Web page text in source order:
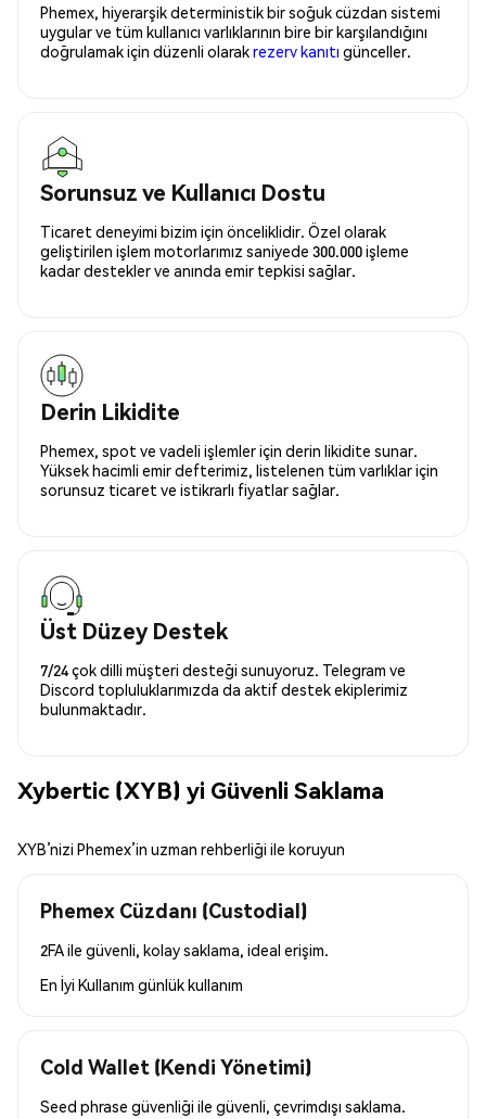
Phemex, hiyerarşik deterministik bir soğuk cüzdan sistemi
uygular ve tüm kullanıcı varlıklarının bire bir karşılandığını
doğrulamak için düzenli olarakrezerv kanıtı günceller.
Sorunsuz ve Kullanıcı Dostu
Ticaret deneyimi bizim için önceliklidir. Özel olarak
geliştirilen işlem motorlarımız saniyede 300.000 işleme
kadar destekler ve anında emir tepkisi sağlar.
Derin Likidite
Phemex, spot ve vadeli işlemler için derin likidite sunar.
Yüksek hacimli emir defterimiz, listelenen tüm varlıklar için
sorunsuz ticaret ve istikrarlı fiyatlar sağlar.
Üst Düzey Destek
7/24 çok dilli müşteri desteği sunuyoruz. Telegram ve
Discord topluluklarımızda da aktif destek ekiplerimiz
bulunmaktadır.
Xybertic (XYB) yi Güvenli Saklama
XYB’nizi Phemex’in uzman rehberliği ile koruyun
Phemex Cüzdanı (Custodial)
2FA ile güvenli, kolay saklama, ideal erişim.
En İyi Kullanım günlük kullanım
Cold Wallet (Kendi Yönetimi)
Seed phrase güvenliği ile güvenli, çevrimdışı saklama.